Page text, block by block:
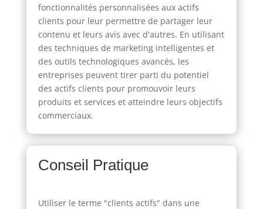
fonctionnalités personnalisées aux actifs
clients pour leur permettre de partager leur
contenu et leurs avis avec d'autres. En utilisant
des techniques de marketing intelligentes et
des outils technologiques avancés, les
entreprises peuvent tirer parti du potentiel
des actifs clients pour promouvoir leurs
produits et services et atteindre leurs objectifs
commerciaux.
Conseil Pratique
Utiliser le terme "clients actifs" dans une